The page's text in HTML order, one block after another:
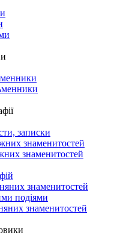
записки
знаменитостей
знаменитостей
знаменитостей
подіями
знаменитостей